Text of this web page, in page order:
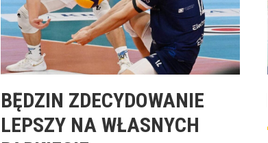
BĘDZIN ZDECYDOWANIE
LEPSZY NA WŁASNYCH